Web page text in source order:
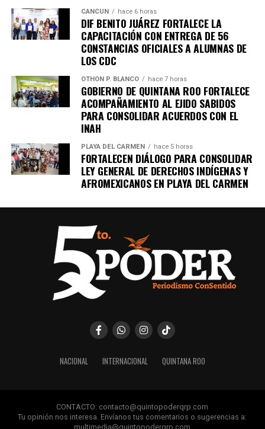
CANCÚN hace 6 horas
DIF BENITO JUÁREZ FORTALECE LA
CAPACITACIÓN CON ENTREGA DE 56
CONSTANCIAS OFICIALES A ALUMNAS DE
LOS CDC
OTHON P. BLANCO hace 7 horas
GOBIERNO DE QUINTANA ROO FORTALECE
ACOMPAÑAMIENTO AL EJIDO SABIDOS
PARA CONSOLIDAR ACUERDOS CON EL
INAH
PLAYA DEL CARMEN hace 5 horas
FORTALECEN DIÁLOGO PARA CONSOLIDAR
LEY GENERAL DE DERECHOS INDÍGENAS Y
AFROMEXICANOS EN PLAYA DEL CARMEN
NACIONAL INTERNACIONAL QUINTANA ROO
CONTACTO: contacto@quintopoderqrp.com
Tu opinión nos interesa. Envíanos tus comentarios o sugerencias a:
multimedia@quintopoderqrp.com